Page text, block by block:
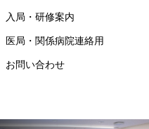
入局・研修案内
医局・関係病院連絡用
お問い合わせ